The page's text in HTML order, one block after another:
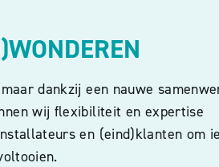
dankzij een nauwe
wij flexibiliteit en expertise
en (eind)klanten om